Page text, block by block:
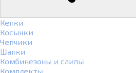
Кепки
Косынки
Чепчики
Шапки
Комбинезоны и слипы
Комплекты